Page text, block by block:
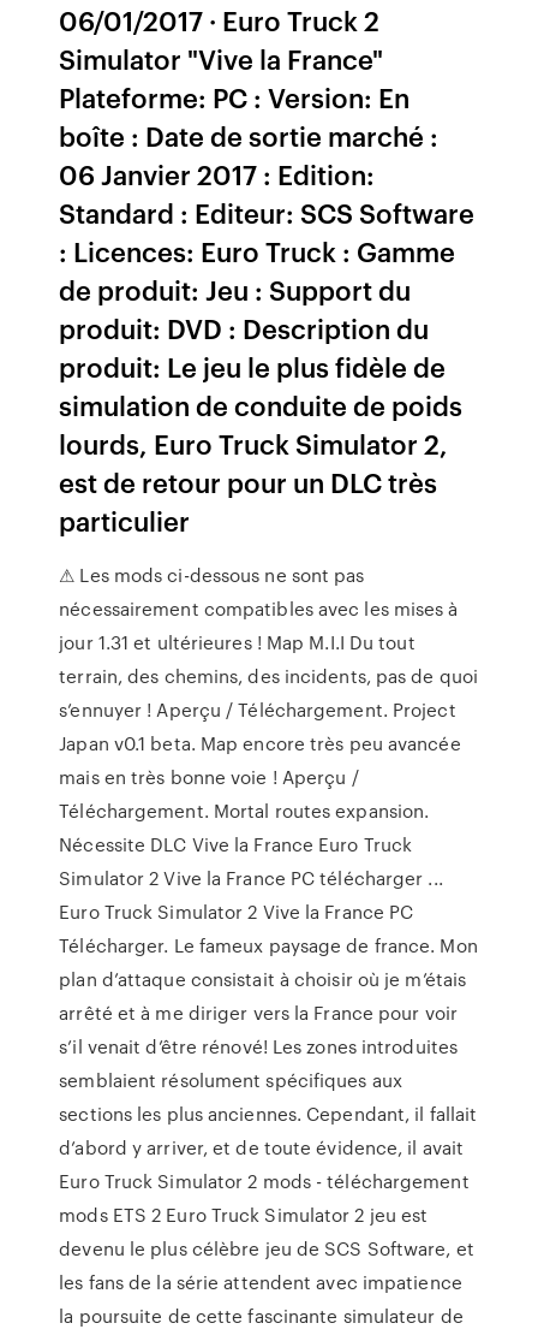
06/01/2017 · Euro Truck 2
Simulator "Vive la France"
Plateforme: PC : Version: En
boîte : Date de sortie marché :
06 Janvier 2017 : Edition:
Standard : Editeur: SCS Software
: Licences: Euro Truck : Gamme
de produit: Jeu : Support du
produit: DVD : Description du
produit: Le jeu le plus fidèle de
simulation de conduite de poids
lourds, Euro Truck Simulator 2,
est de retour pour un DLC très
particulier
⚠ Les mods ci-dessous ne sont pas
nécessairement compatibles avec les mises à
jour 1.31 et ultérieures ! Map M.I.I Du tout
terrain, des chemins, des incidents, pas de quoi
s’ennuyer ! Aperçu / Téléchargement. Project
Japan v0.1 beta. Map encore très peu avancée
mais en très bonne voie ! Aperçu /
Téléchargement. Mortal routes expansion.
Nécessite DLC Vive la France Euro Truck
Simulator 2 Vive la France PC télécharger ...
Euro Truck Simulator 2 Vive la France PC
Télécharger. Le fameux paysage de france. Mon
plan d’attaque consistait à choisir où je m’étais
arrêté et à me diriger vers la France pour voir
s’il venait d’être rénové! Les zones introduites
semblaient résolument spécifiques aux
sections les plus anciennes. Cependant, il fallait
d’abord y arriver, et de toute évidence, il avait
Euro Truck Simulator 2 mods - téléchargement
mods ETS 2 Euro Truck Simulator 2 jeu est
devenu le plus célèbre jeu de SCS Software, et
les fans de la série attendent avec impatience
la poursuite de cette fascinante simulateur de